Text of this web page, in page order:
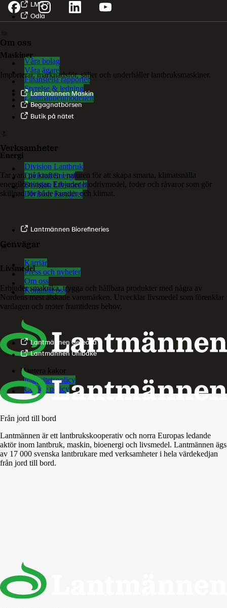
LM2
Odla
Maskiner
Importerar, marknadsför, säljer och underhåller lantbruksmaskiner.
Lantmännen Maskin
Begagnatbörsen
Butik på nätet
Energi
Tar vara på kraften i naturen för att skapa smarta, klimatsnälla
energilösningar. Erbjuder biodrivmedel, foder och råvaror som gör
skillnad för både kunder och klimat.
Lantmännen Biorefineries
Livsmedel
Erbjuder smakrika, trygga och hållbara produkter med några av
Nordens mest älskade varumärken. Utvecklar livsmedel som förenklar
vardagen och möter framtidens behov.
Lantmännen Cerealia
Lantmännen Unibake
Från jord till bord
Lantmännen är ett lantbrukskooperativ och norra Europas ledande
aktör inom lantbruk, maskin, bioenergi och livsmedel. Lantmännen ägs
av 17 000 svenska lantbrukare med verksamheter i hela värdekedjan
från jord till bord.
Om oss
Våra bolag
Våra ägare
Finansiella rapporter
Styrelse & ledning
Lantmännenmodellen
Verksamheter
Division Lantbruk
Division Energi
Division Livsmedel
Division Fastighet
Genvägar
Karriär
Press och nyheter
Om oss
Kontakta oss
Hantera kakor
Integritetspolicy
Cookie policy